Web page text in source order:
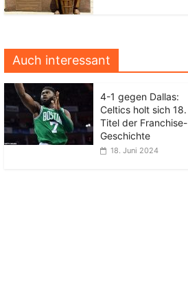
Auch interessant
4-1 gegen Dallas:
Celtics holt sich 18.
Titel der Franchise-
Geschichte
18. Juni 2024